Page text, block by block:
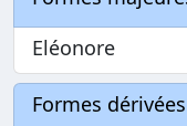
Eléonore
Formes